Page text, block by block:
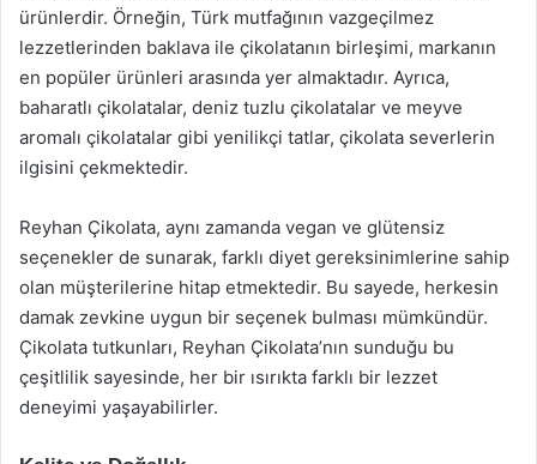
ürünlerdir. Örneğin, Türk mutfağının vazgeçilmez
lezzetlerinden baklava ile çikolatanın birleşimi, markanın
en popüler ürünleri arasında yer almaktadır. Ayrıca,
baharatlı çikolatalar, deniz tuzlu çikolatalar ve meyve
aromalı çikolatalar gibi yenilikçi tatlar, çikolata severlerin
ilgisini çekmektedir.
Reyhan Çikolata, aynı zamanda vegan ve glütensiz
seçenekler de sunarak, farklı diyet gereksinimlerine sahip
olan müşterilerine hitap etmektedir. Bu sayede, herkesin
damak zevkine uygun bir seçenek bulması mümkündür.
Çikolata tutkunları, Reyhan Çikolata’nın sunduğu bu
çeşitlilik sayesinde, her bir ısırıkta farklı bir lezzet
deneyimi yaşayabilirler.